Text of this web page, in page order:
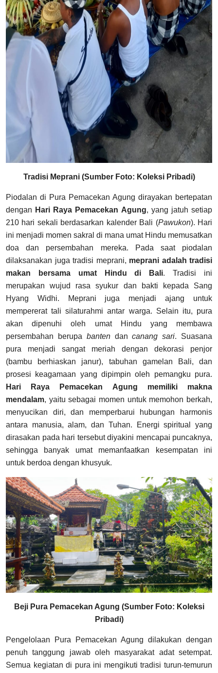
Tradisi Meprani (Sumber Foto: Koleksi Pribadi)
Piodalan di Pura Pemacekan Agung dirayakan bertepatan
dengan Hari Raya Pemacekan Agung, yang jatuh setiap
210 hari sekali berdasarkan kalender Bali (Pawukon). Hari
ini menjadi momen sakral di mana umat Hindu memusatkan
doa dan persembahan mereka. Pada saat piodalan
dilaksanakan juga tradisi meprani, meprani adalah tradisi
makan bersama umat Hindu di Bali. Tradisi ini
merupakan wujud rasa syukur dan bakti kepada Sang
Hyang Widhi. Meprani juga menjadi ajang untuk
mempererat tali silaturahmi antar warga. Selain itu, pura
akan dipenuhi oleh umat Hindu yang membawa
persembahan berupa bantendancanang sari. Suasana
pura menjadi sangat meriah dengan dekorasi penjor
(bambu berhiaskan janur), tabuhan gamelan Bali, dan
prosesi keagamaan yang dipimpin oleh pemangku pura.
Hari Raya Pemacekan Agung memiliki makna
mendalam, yaitu sebagai momen untuk memohon berkah,
menyucikan diri, dan memperbarui hubungan harmonis
antara manusia, alam, dan Tuhan. Energi spiritual yang
dirasakan pada hari tersebut diyakini mencapai puncaknya,
sehingga banyak umat memanfaatkan kesempatan ini
untuk berdoa dengan khusyuk.
Beji Pura Pemacekan Agung (Sumber Foto: Koleksi
Pribadi)
Pengelolaan Pura Pemacekan Agung dilakukan dengan
penuh tanggung jawab oleh masyarakat adat setempat.
Semua kegiatan di pura ini mengikuti tradisi turun-temurun